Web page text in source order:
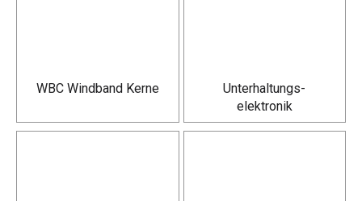
WBC Windband Kerne
Unterhaltungs­
elektronik